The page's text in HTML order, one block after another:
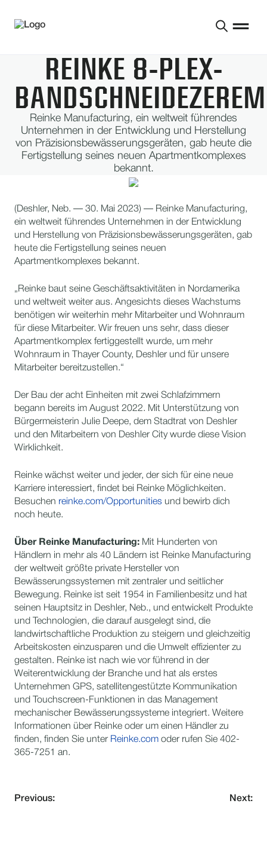
REINKE 8-PLEX-
Reinke Manufacturing, ein weltweit führendes
Unternehmen in der Entwicklung und Herstellung
von Präzisionsbewässerungsgeräten, gab heute die
Fertigstellung seines neuen Apartmentkomplexes
bekannt.
(Deshler, Neb. — 30. Mai 2023) — Reinke Manufacturing,
ein weltweit führendes Unternehmen in der Entwicklung
und Herstellung von Präzisionsbewässerungsgeräten, gab
heute die Fertigstellung seines neuen
Apartmentkomplexes bekannt.
„Reinke baut seine Geschäftsaktivitäten in Nordamerika
und weltweit weiter aus. Angesichts dieses Wachstums
benötigen wir weiterhin mehr Mitarbeiter und Wohnraum
für diese Mitarbeiter. Wir freuen uns sehr, dass dieser
Apartmentkomplex fertiggestellt wurde, um mehr
Wohnraum in Thayer County, Deshler und für unsere
Mitarbeiter bereitzustellen.“
Der Bau der acht Einheiten mit zwei Schlafzimmern
begann bereits im August 2022. Mit Unterstützung von
Bürgermeisterin Julie Deepe, dem Stadtrat von Deshler
und den Mitarbeitern von Deshler City wurde diese Vision
Wirklichkeit.
Reinke wächst weiter und jeder, der sich für eine neue
Karriere interessiert, findet bei Reinke Möglichkeiten.
Besuchen reinke.com/Opportunities und bewirb dich
noch heute.
Über Reinke Manufacturing: Mit Hunderten von
Händlern in mehr als 40 Ländern ist Reinke Manufacturing
der weltweit größte private Hersteller von
Bewässerungssystemen mit zentraler und seitlicher
Bewegung. Reinke ist seit 1954 in Familienbesitz und hat
seinen Hauptsitz in Deshler, Neb., und entwickelt Produkte
und Technologien, die darauf ausgelegt sind, die
landwirtschaftliche Produktion zu steigern und gleichzeitig
Arbeitskosten einzusparen und die Umwelt effizienter zu
gestalten. Reinke ist nach wie vor führend in der
Weiterentwicklung der Branche und hat als erstes
Unternehmen GPS, satellitengestützte Kommunikation
und Touchscreen-Funktionen in das Management
mechanischer Bewässerungssysteme integriert. Weitere
Informationen über Reinke oder um einen Händler zu
finden, finden Sie unter Reinke.com oder rufen Sie 402-
365-7251 an.
Previous: Next: